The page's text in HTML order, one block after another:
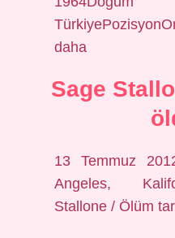
daha
Sage
13 Temmuz
Angeles,
Stallone / Ölüm